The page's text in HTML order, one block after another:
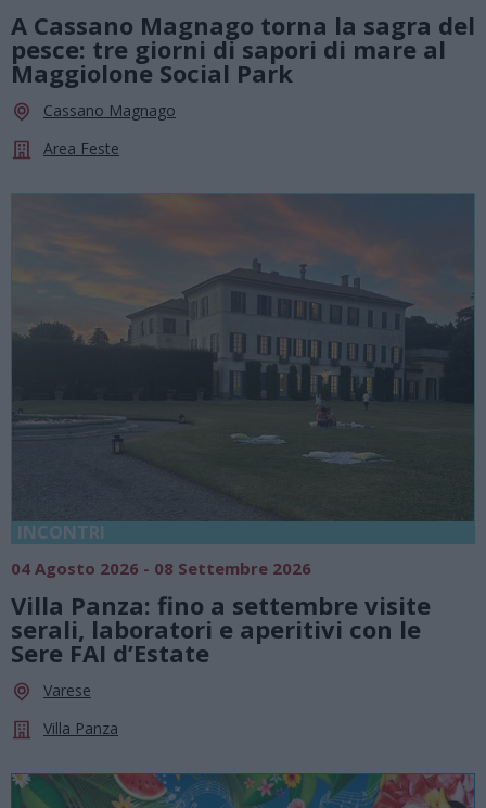
A Cassano Magnago torna la sagra del
pesce: tre giorni di sapori di mare al
Maggiolone Social Park
Cassano Magnago
Area Feste
INCONTRI
04 Agosto 2026 - 08 Settembre 2026
Villa Panza: fino a settembre visite
serali, laboratori e aperitivi con le
Sere FAI d’Estate
Varese
Villa Panza